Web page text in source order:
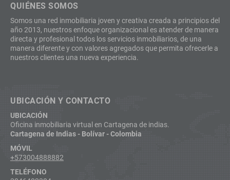
QUIÉNES SOMOS
Somos una red inmobiliaria joven y creativa creada a principios del
año 2013, nuestros enfoque organizacional es atender de manera
directa y profesional todos los servicios inmobiliarios, de una
manera diferente y con valores agregados que permita ofrecerle a
nuestros clientes una nueva experiencia.
UBICACIÓN Y CONTACTO
UBICACIÓN
Oficina inmobiliaria virtual en Cartagena de indias.
Cartagena de Indias - Bolívar - Colombia
MÓVIL
+573004888882
TELÉFONO